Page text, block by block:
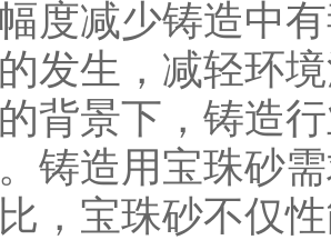
度减少铸造中
发生，减轻环
背景下，铸造
铸造用宝珠砂
，宝珠砂不仅